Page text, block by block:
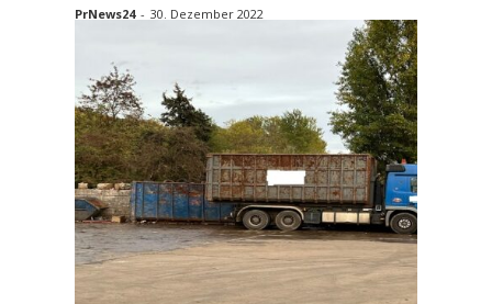
PrNews24 - 30. Dezember 2022